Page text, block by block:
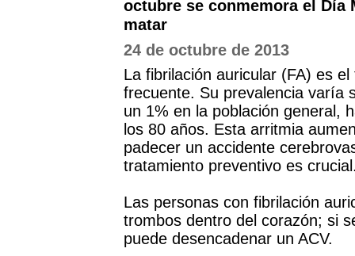
octubre se conmemora el Día
matar
24 de octubre de 2013
La fibrilación auricular (FA) es
frecuente. Su prevalencia varía
un 1% en la población general,
los 80 años. Esta arritmia
padecer un accidente
tratamiento preventivo es
Las personas con fibrilación
trombos dentro del corazón; si
puede desencadenar un ACV.